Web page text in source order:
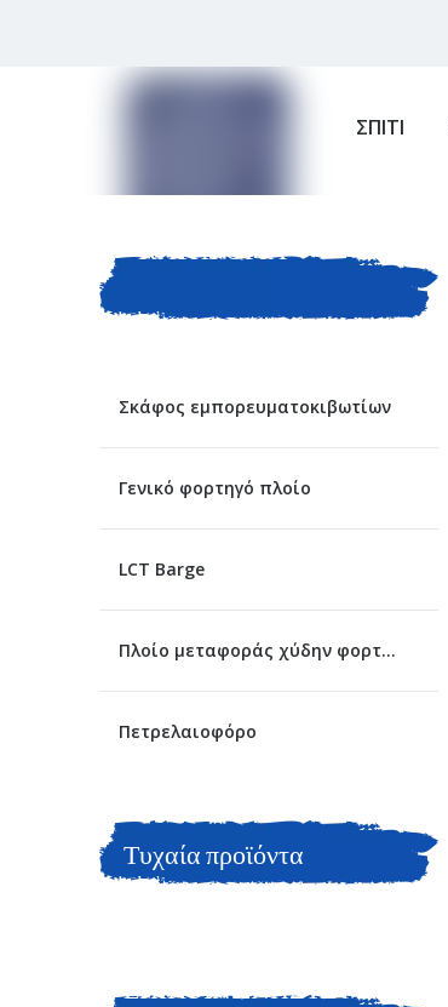
ΣΠΙΤΙ
ΚΑΤΗΓΟΡΙΑ
ΠΡΟΙΟΝΤΟΣ
Σκάφος εμπορευματοκιβωτίων
Γενικό φορτηγό πλοίο
LCT Barge
Πλοίο μεταφοράς χύδην φορτίου
Πετρελαιοφόρο
Τυχαία προϊόντα
ΕΠΙΚΟΙΝΩΝΗΣΤΕ ΜΑΖΙ